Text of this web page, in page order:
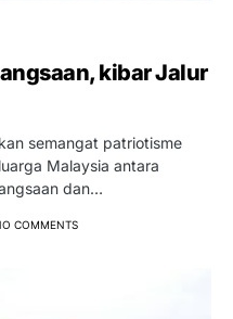
kibar Jalur
semangat patriotisme
Malaysia antara
dan…
COMMENTS